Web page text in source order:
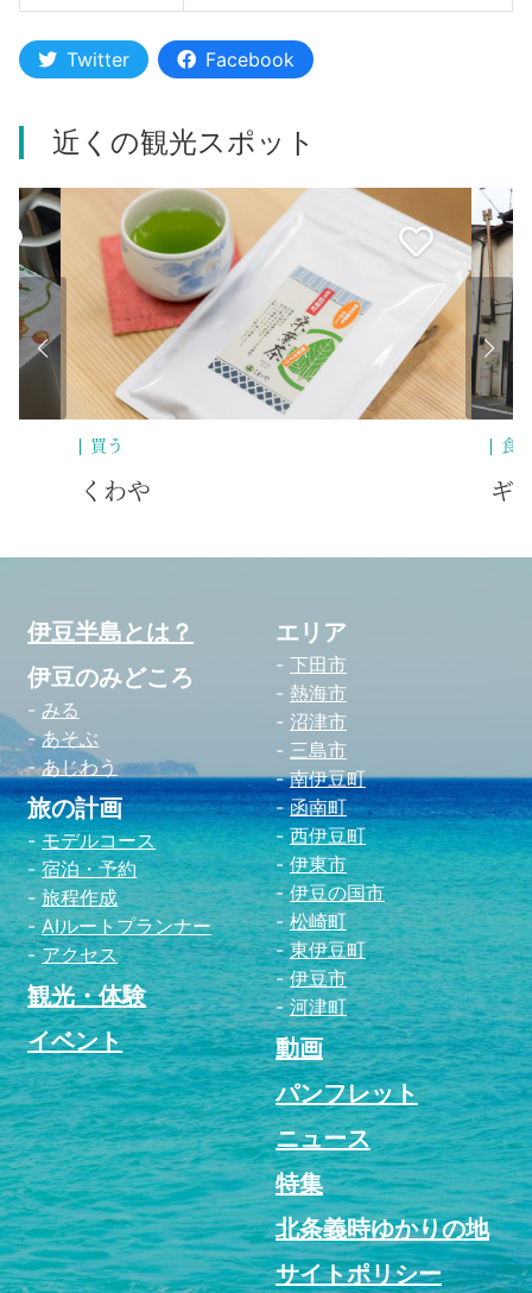
Twitter Facebook
近くの観光スポット
買う
くわや
食
ギ
伊豆半島とは？
伊豆のみどころ
みる
あそぶ
あじわう
旅の計画
モデルコース
宿泊・予約
旅程作成
AIルートプランナー
アクセス
観光・体験
イベント
エリア
下田市
熱海市
沼津市
三島市
南伊豆町
函南町
西伊豆町
伊東市
伊豆の国市
松崎町
東伊豆町
伊豆市
河津町
動画
パンフレット
ニュース
特集
北条義時ゆかりの地
サイトポリシー